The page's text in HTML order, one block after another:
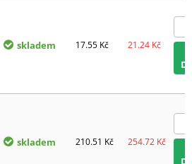
skladem 17.55 Kč 21.24 Kč
skladem 210.51 Kč 254.72 Kč